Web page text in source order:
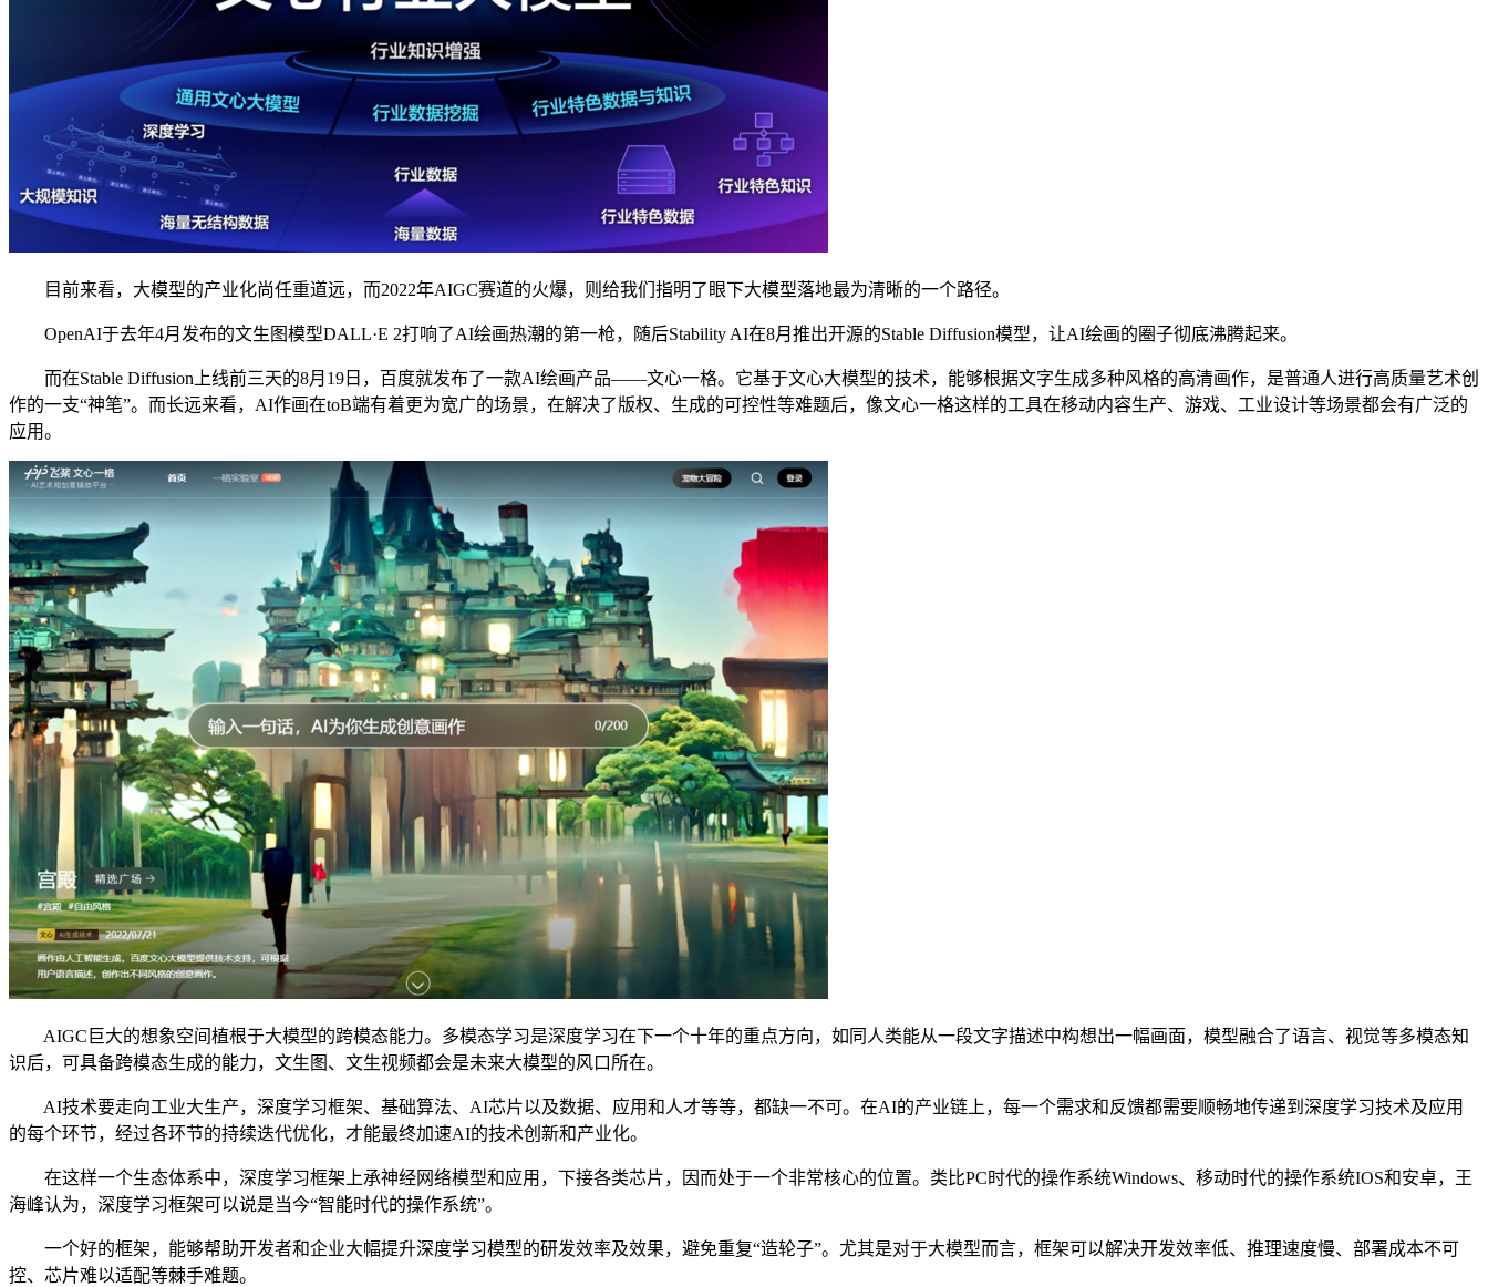
目前来看，大模型的产业化尚任重道远，而2022年AIGC赛道的火爆，则给我们指明了眼下大模型落地最为清晰的一个路径。
OpenAI于去年4月发布的文生图模型DALL·E 2打响了AI绘画热潮的第一枪，随后Stability AI在8月推出开源的Stable Diffusion模型，让AI绘画的圈子彻底沸腾起来。
而在Stable Diffusion上线前三天的8月19日，百度就发布了一款AI绘画产品——文心一格。它基于文心大模型的技术，能够根据文字生成多种风格的高清画作，是普通人进行高质量艺术创
作的一支“神笔”。而长远来看，AI作画在toB端有着更为宽广的场景，在解决了版权、生成的可控性等难题后，像文心一格这样的工具在移动内容生产、游戏、工业设计等场景都会有广泛的
应用。
AIGC巨大的想象空间植根于大模型的跨模态能力。多模态学习是深度学习在下一个十年的重点方向，如同人类能从一段文字描述中构想出一幅画面，模型融合了语言、视觉等多模态知
识后，可具备跨模态生成的能力，文生图、文生视频都会是未来大模型的风口所在。
AI技术要走向工业大生产，深度学习框架、基础算法、AI芯片以及数据、应用和人才等等，都缺一不可。在AI的产业链上，每一个需求和反馈都需要顺畅地传递到深度学习技术及应用
的每个环节，经过各环节的持续迭代优化，才能最终加速AI的技术创新和产业化。
在这样一个生态体系中，深度学习框架上承神经网络模型和应用，下接各类芯片，因而处于一个非常核心的位置。类比PC时代的操作系统Windows、移动时代的操作系统IOS和安卓，王
海峰认为，深度学习框架可以说是当今“智能时代的操作系统”。
一个好的框架，能够帮助开发者和企业大幅提升深度学习模型的研发效率及效果，避免重复“造轮子”。尤其是对于大模型而言，框架可以解决开发效率低、推理速度慢、部署成本不可
控、芯片难以适配等棘手难题。